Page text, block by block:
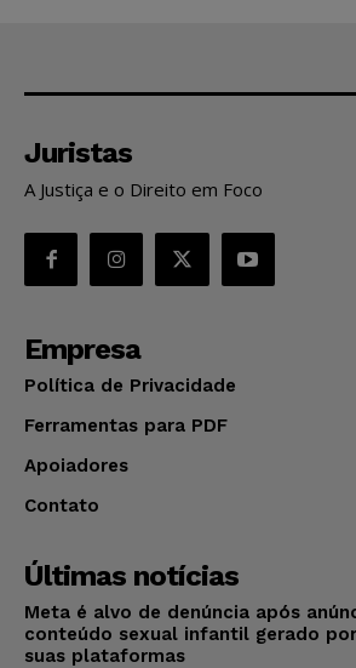
Juristas
A Justiça e o Direito em Foco
Empresa
Política de Privacidade
Ferramentas para PDF
Apoiadores
Contato
Últimas notícias
Meta é alvo de denúncia após
conteúdo sexual infantil gerado
suas plataformas